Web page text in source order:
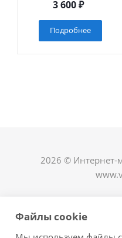
3 600₽
Подробнее
2026 © Интернет-
Файлы cookie